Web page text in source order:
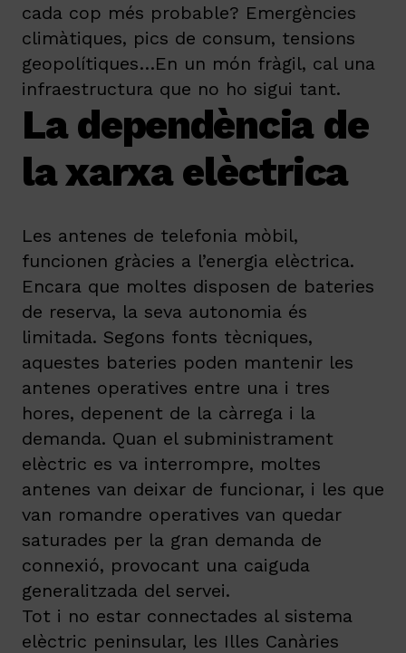
cada cop més probable? Emergències
climàtiques, pics de consum, tensions
geopolítiques…En un món fràgil, cal una
infraestructura que no ho sigui tant.
La dependència de
la xarxa elèctrica
Les antenes de telefonia mòbil,
funcionen gràcies a l’energia elèctrica.
Encara que moltes disposen de bateries
de reserva, la seva autonomia és
limitada. Segons fonts tècniques,
aquestes bateries poden mantenir les
antenes operatives entre una i tres
hores, depenent de la càrrega i la
demanda. Quan el subministrament
elèctric es va interrompre, moltes
antenes van deixar de funcionar, i les que
van romandre operatives van quedar
saturades per la gran demanda de
connexió, provocant una caiguda
generalitzada del servei.
Tot i no estar connectades al sistema
elèctric peninsular, les Illes Canàries